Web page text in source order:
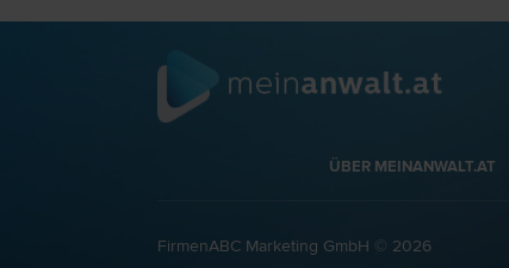
ÜBER MEINANWALT.AT
FirmenABC Marketing GmbH © 2026